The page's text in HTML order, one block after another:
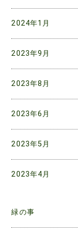
2024年1月
2023年9月
2023年8月
2023年6月
2023年5月
2023年4月
緑の事